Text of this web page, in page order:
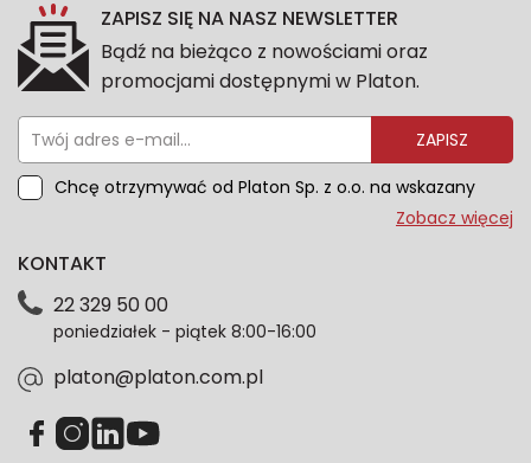
ZAPISZ SIĘ NA NASZ NEWSLETTER
Bądź na bieżąco z nowościami oraz
promocjami dostępnymi w Platon.
ZAPISZ
Chcę otrzymywać od Platon Sp. z o.o. na wskazany
przeze mnie adres e-mail informacje marketingowe
dotyczące danych osobowych znajdziesz w naszej
każdym czasie. Wycofanie zgody nie wpłynie na
zgodność z prawem przetwarzania dokonanego przed
Zobacz więcej
KONTAKT
22 329 50 00
poniedziałek - piątek 8:00-16:00
platon@platon.com.pl